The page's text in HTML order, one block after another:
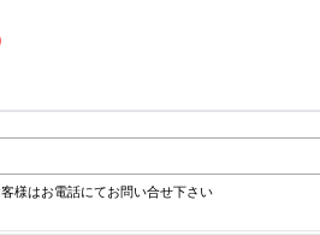
様はお電話にてお問い合せ下さい